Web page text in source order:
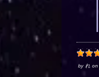
by れ on